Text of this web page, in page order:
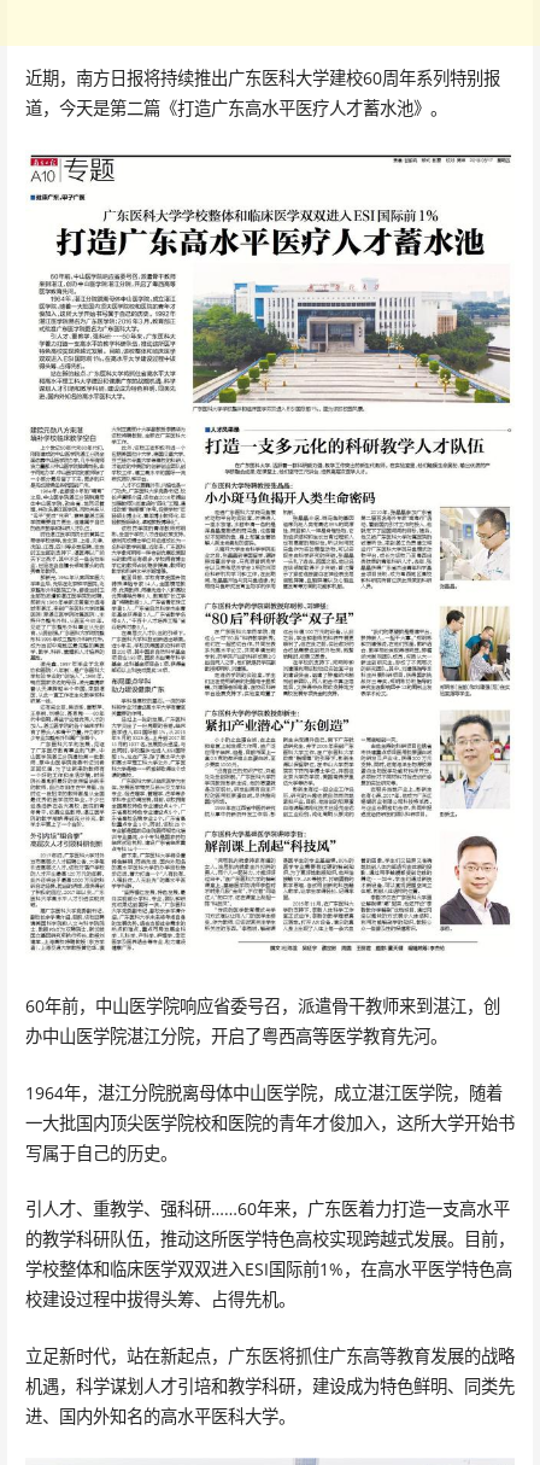
近期，南方日报将持续推出广东医科大学建校60周年系列特别报
道，今天是第二篇《打造广东高水平医疗人才蓄水池》。
60年前，中山医学院响应省委号召，派遣骨干教师来到湛江，创
办中山医学院湛江分院，开启了粤西高等医学教育先河。
1964年，湛江分院脱离母体中山医学院，成立湛江医学院，随着
一大批国内顶尖医学院校和医院的青年才俊加入，这所大学开始书
写属于自己的历史。
引人才、重教学、强科研……60年来，广东医着力打造一支高水平
的教学科研队伍，推动这所医学特色高校实现跨越式发展。目前，
学校整体和临床医学双双进入ESI国际前1%，在高水平医学特色高
校建设过程中拔得头筹、占得先机。
立足新时代，站在新起点，广东医将抓住广东高等教育发展的战略
机遇，科学谋划人才引培和教学科研，建设成为特色鲜明、同类先
进、国内外知名的高水平医科大学。